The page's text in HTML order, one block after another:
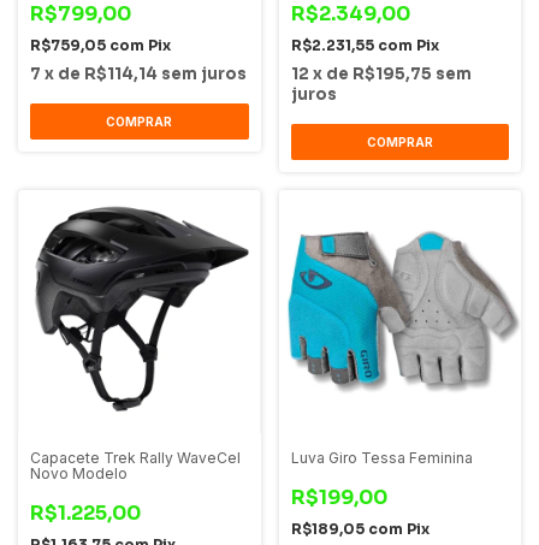
R$799,00
R$759,05 com Pix
7 x de R$114,14 sem juros
COMPRAR
R$2.349,00
R$2.231,55 com Pix
12 x de R$195,75 sem
juros
COMPRAR
Capacete Trek Rally WaveCel
Novo Modelo
R$1.225,00
Luva Giro Tessa Feminina
R$199,00
R$189,05 com Pix